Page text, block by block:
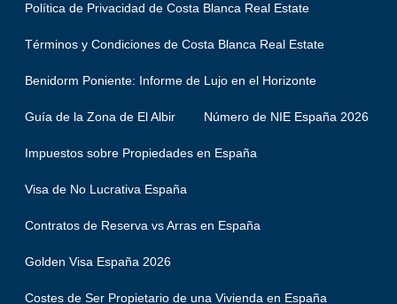
Política de Privacidad de Costa Blanca Real Estate
Términos y Condiciones de Costa Blanca Real Estate
Benidorm Poniente: Informe de Lujo en el Horizonte
Guía de la Zona de El Albir Número de NIE España 2026
Impuestos sobre Propiedades en España
Visa de No Lucrativa España
Contratos de Reserva vs Arras en España
Golden Visa España 2026
Costes de Ser Propietario de una Vivienda en España